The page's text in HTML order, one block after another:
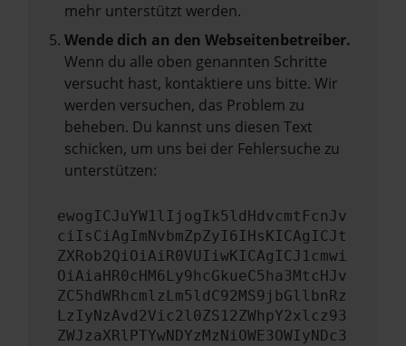
mehr unterstützt werden.
Wende dich an den Webseitenbetreiber.
Wenn du alle oben genannten Schritte
versucht hast, kontaktiere uns bitte. Wir
werden versuchen, das Problem zu
beheben. Du kannst uns diesen Text
schicken, um uns bei der Fehlersuche zu
unterstützen:
ewogICJuYW1lIjogIk5ldHdvcmtFcnJv
ciIsCiAgImNvbmZpZyI6IHsKICAgICJt
ZXRob2QiOiAiR0VUIiwKICAgICJ1cmwi
OiAiaHR0cHM6Ly9hcGkueC5ha3MtcHJv
ZC5hdWRhcmlzLm5ldC92MS9jbGllbnRz
LzIyNzAvd2Vic2l0ZS12ZWhpY2xlcz93
ZWJzaXRlPTYwNDYzMzNiOWE3OWIyNDc3